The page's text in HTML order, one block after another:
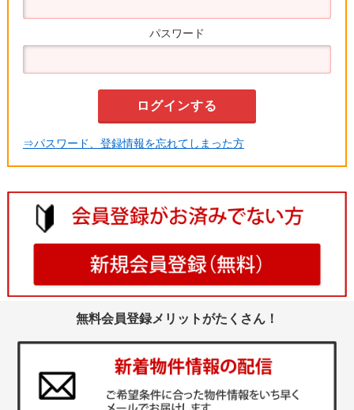
パスワード
⇒パスワード、登録情報を忘れてしまった方
無料会員登録メリットがたくさん！